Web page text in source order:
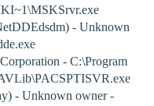
- Unknown
- C:\Program
- Unknown owner -